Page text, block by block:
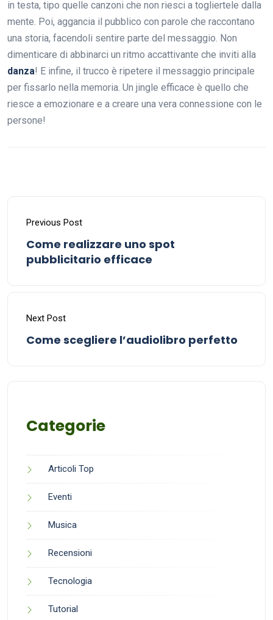
in testa, tipo quelle canzoni che non riesci a togliertele dalla
mente. Poi, aggancia il pubblico con parole che raccontano
una storia, facendoli sentire parte del messaggio. Non
dimenticare di abbinarci un ritmo accattivante che inviti alla
danza! E infine, il trucco è ripetere il messaggio principale
per fissarlo nella memoria. Un jingle efficace è quello che
riesce a emozionare e a creare una vera connessione con le
persone!
Previous Post
Come realizzare uno spot
pubblicitario efficace
Next Post
Come scegliere l’audiolibro perfetto
Categorie
Articoli Top
Eventi
Musica
Recensioni
Tecnologia
Tutorial